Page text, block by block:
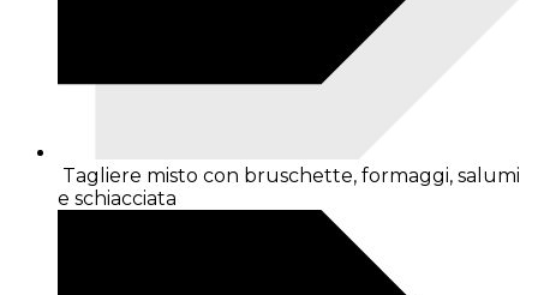
Tagliere misto con bruschette, formaggi, salumi
e schiacciata